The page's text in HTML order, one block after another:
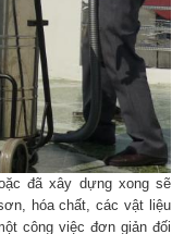
đã xây dựng xong sẽ
hóa chất, các vật liệu
công việc đơn giản đối